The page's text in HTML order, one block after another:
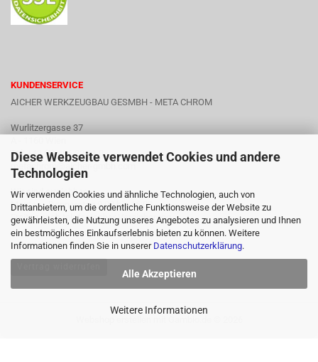
Diese Webseite verwendet Cookies und andere
Technologien
Wir verwenden Cookies und ähnliche Technologien, auch von
Drittanbietern, um die ordentliche Funktionsweise der Website zu
gewährleisten, die Nutzung unseres Angebotes zu analysieren und Ihnen
ein bestmögliches Einkaufserlebnis bieten zu können. Weitere
Informationen finden Sie in unserer Datenschutzerklärung.
Alle Akzeptieren
Weitere Informationen
KUNDENSERVICE
AICHER WERKZEUGBAU GESMBH - META CHROM
Wurlitzergasse 37
Tel: +43 (1) 486 23 91 0
metachrom@aicher-gmbh.com
Wir sind erreichbar:
Montag - Donnerstag 9:00 bis 16:00
Freitag nach telefonischer Vereinbarung